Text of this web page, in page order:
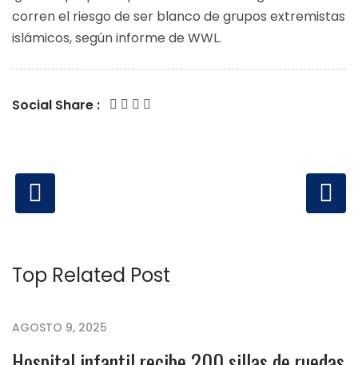
corren el riesgo de ser blanco de grupos extremistas
islámicos, según informe de WWL.
Social Share :
Top Related Post
AGOSTO 9, 2025